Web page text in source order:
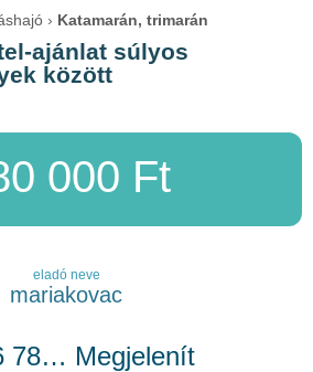
Katamarán, trimarán
ajánlat súlyos
között
000 Ft
eladó neve
mariakovac
78… Megjelenít